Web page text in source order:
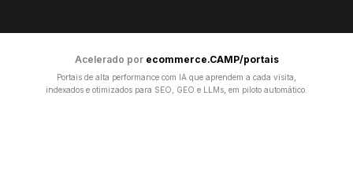
Acelerado por ecommerce.CAMP/portais
Portais de alta performance com IA que aprendem a cada visita,
indexados e otimizados para SEO, GEO e LLMs, em piloto automático.